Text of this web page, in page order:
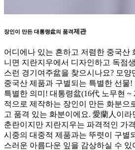
장인이 만든 대통령盆의 품격제관
어디에나 있는 흔하고 저렴한 중국산
니면 지란지우에서 디자인하고 독점
스런 경기여주盆을 찾으시나요? 모
중국산 제품과 구별되는 특별한 선물
특별한 의미! 대통령盆(16代 노무현 ~
적으로 제작하는 장인이 만든 화분으
고 품격 있는 화분이에요. 愛蘭人이라
춘란이지만 지란지우는 파격적인 가
시중의 대중적 제품과는 뚜렷이 구별
스러운 아름다운 잎을 감상하실 수